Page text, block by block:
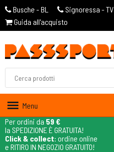
Busche - BL Signoressa - TV
Guida all'acquisto
Menu
Per ordini da 59 €
la SPEDIZIONE È GRATUITA!
Click & collect: ordine online
e RITIRO IN NEGOZIO GRATUITO!